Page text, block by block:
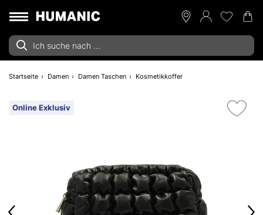
Startseite Damen Damen Taschen Kosmetikkoffer
Online Exklusiv